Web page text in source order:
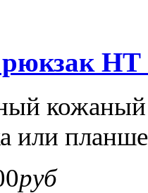
HT
или
руб